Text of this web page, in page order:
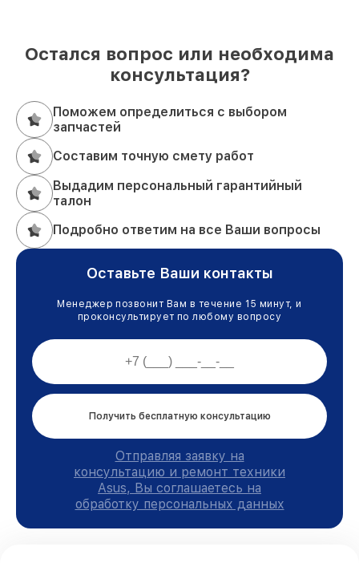
Остался вопрос или необходима
консультация?
Поможем определиться с выбором
запчастей
Составим точную смету работ
Выдадим персональный гарантийный
талон
Подробно ответим на все Ваши вопросы
Оставьте Ваши контакты
Менеджер позвонит Вам в течение 15 минут, и
проконсультирует по любому вопросу
Получить бесплатную консультацию
Отправляя заявку на
консультацию и ремонт техники
Asus, Вы соглашаетесь на
обработку персональных данных